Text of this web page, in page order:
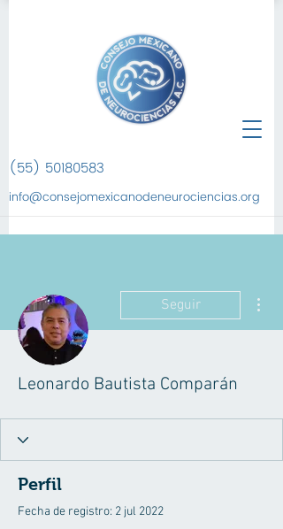
info@consejomexicanodeneurociencias.org
(55) 50180583
Seguir
Leonardo Bautista Comparán
Perfil
Fecha de registro: 2 jul 2022